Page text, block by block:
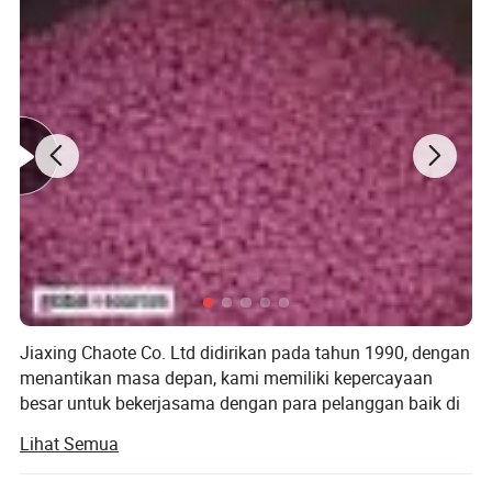
Jiaxing Chaote Co. Ltd didirikan pada tahun 1990, dengan
menantikan masa depan, kami memiliki kepercayaan
besar untuk bekerjasama dengan para pelanggan baik di
selama lebih dari 20 tahun perkembangan, Jinjiang Xing
shoe & pakaian Co., Ltd. Telah menjadi salah satu
Lihat Semua